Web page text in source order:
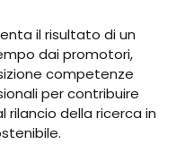
il risultato di un
dai promotori,
competenze
per contribuire
rilancio della ricerca in